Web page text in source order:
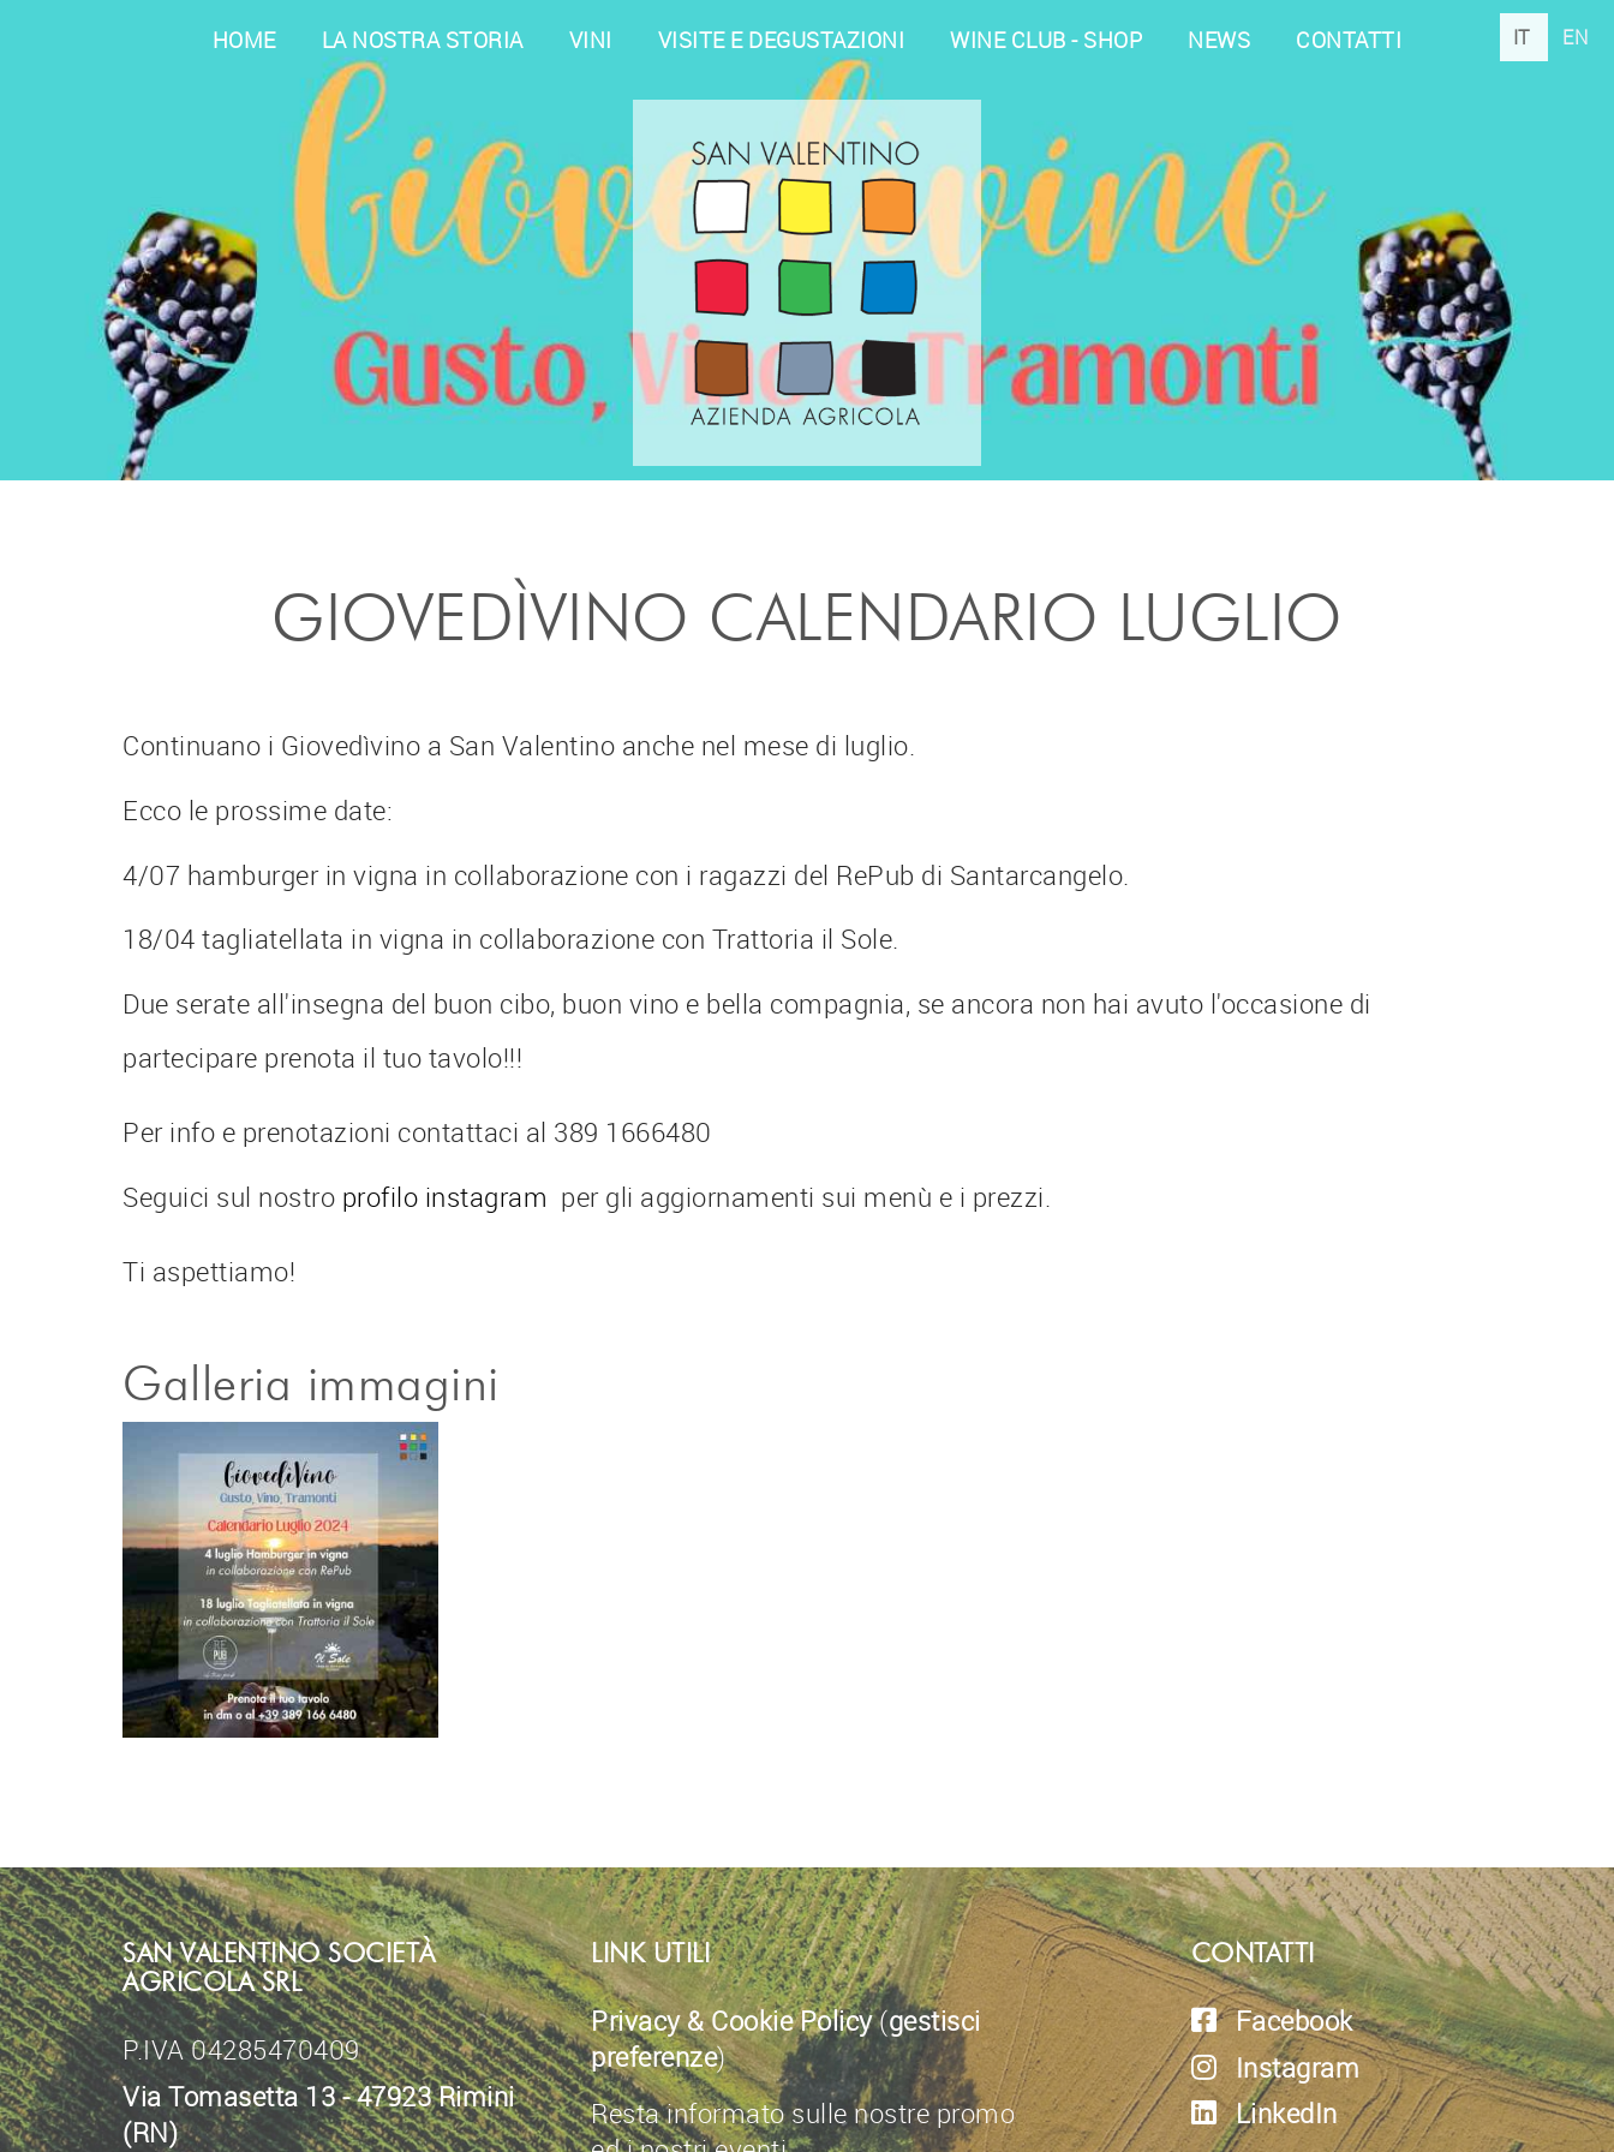
IT EN
HOME LA NOSTRA STORIA VINI VISITE E DEGUSTAZIONI WINE CLUB - SHOP NEWS CONTATTI
GIOVEDÌVINO CALENDARIO LUGLIO
Continuano i Giovedìvino a San Valentino anche nel mese di luglio.
Ecco le prossime date:
4/07 hamburger in vigna in collaborazione con i ragazzi del RePub di Santarcangelo.
18/04 tagliatellata in vigna in collaborazione con Trattoria il Sole.
Due serate all'insegna del buon cibo, buon vino e bella compagnia, se ancora non hai avuto l'occasione di
partecipare prenota il tuo tavolo!!!
Per info e prenotazioni contattaci al 389 1666480
Seguici sul nostro profilo instagram per gli aggiornamenti sui menù e i prezzi.
Ti aspettiamo!
Galleria immagini
SAN VALENTINO SOCIETÀ
AGRICOLA SRL
P.IVA 04285470409
Via Tomasetta 13 - 47923 Rimini
(RN)
LINK UTILI
Privacy & Cookie Policy(gestisci
preferenze)
Resta informato sulle nostre promo
CONTATTI
Facebook
Instagram
LinkedIn